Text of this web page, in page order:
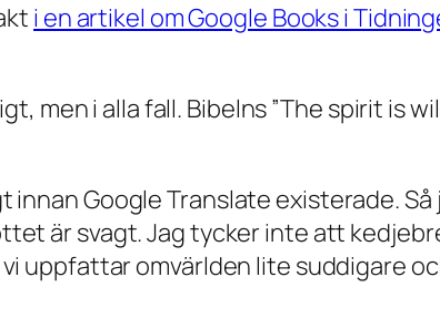
i en artikel om Google Books i
men i alla fall. Bibelns ”The spirit is
Google Translate existerade. Så
är svagt. Jag tycker inte att
uppfattar omvärlden lite suddigare